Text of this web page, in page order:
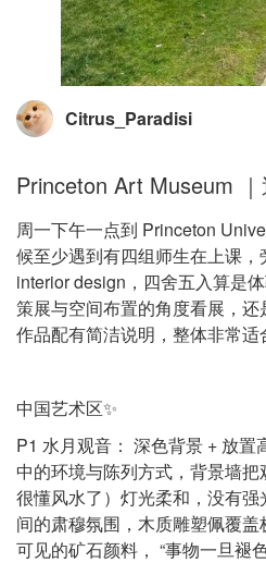
Citrus_Paradisi
Princeton Art Museum
周一下午一点到 Princeton
候至少遇到有四组师生在上课
interior design，四舍五入算是
策展与空间布置的角度看展，
作品配有简洁说明，整体非常适
中国艺术区✨
P1 水月观音： 深色背景 + 放
中的环境与陈列方式，背景墙
很懂风水了）灯光柔和，没有
间的肃穆氛围，木质雕塑佩覆
可见的矿石颜料， “事物一旦褪